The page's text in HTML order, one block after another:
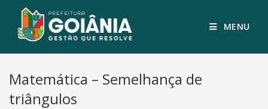
MENU
Matemática – Semelhança de
triângulos